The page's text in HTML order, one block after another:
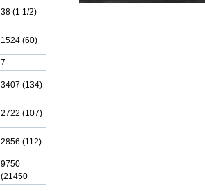
38 (1 1/2)
1524 (60)
7
3407 (134)
2722 (107)
2856 (112)
9750
(21450